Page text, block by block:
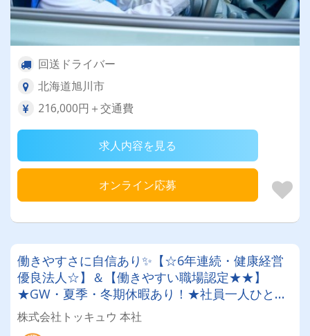
回送ドライバー
北海道旭川市
216,000円＋交通費
求人内容を見る
オンライン応募
働きやすさに自信あり✨【☆6年連続・健康経営
優良法人☆】＆【働きやすい職場認定★★】
★GW・夏季・冬期休暇あり！★社員一人ひとり
を大切にする昭和34年設立の安定企業！＜経験者
大歓迎！大型トレーラードライバー＞
株式会社トッキュウ 本社